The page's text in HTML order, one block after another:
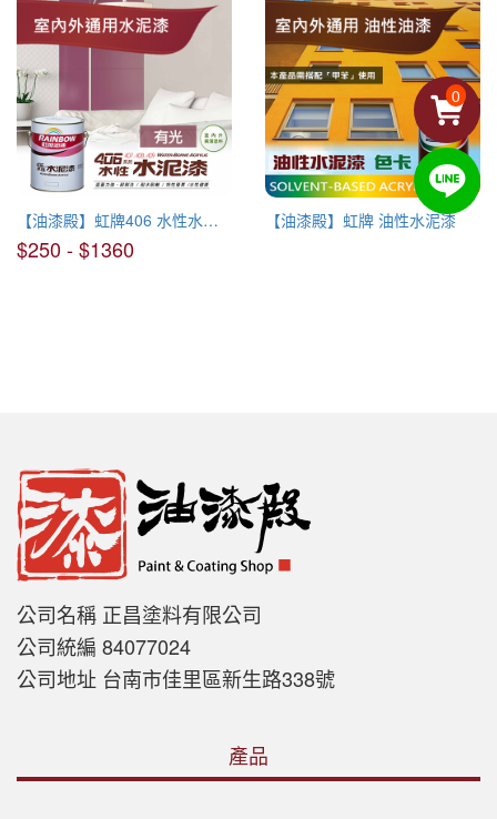
【油漆殿】虹牌406 水性水泥漆(有光)
$250 - $1360
【油漆殿】虹牌 油性水泥漆
公司名稱 正昌塗料有限公司
公司統編 84077024
公司地址 台南市佳里區新生路338號
產品
0